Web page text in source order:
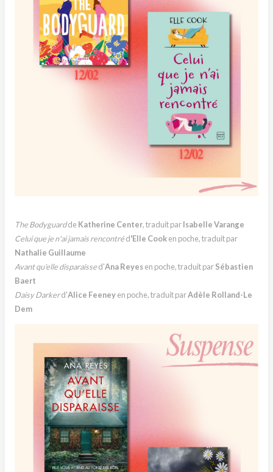
The BodyguarddeKatherine Center, traduit parIsabelle Varange
Celui que je n'ai jamais rencontréd'Elle Cooken poche, traduit par
Nathalie Guillaume
Avant qu'elle disparaissed'Ana Reyesen poche, traduit parSébastien
Baert
Daisy Darkerd'Alice Feeneyen poche, traduit parAdèle Rolland-Le
Dem